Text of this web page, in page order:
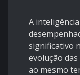
A
significativo
evolução
ao mesmo